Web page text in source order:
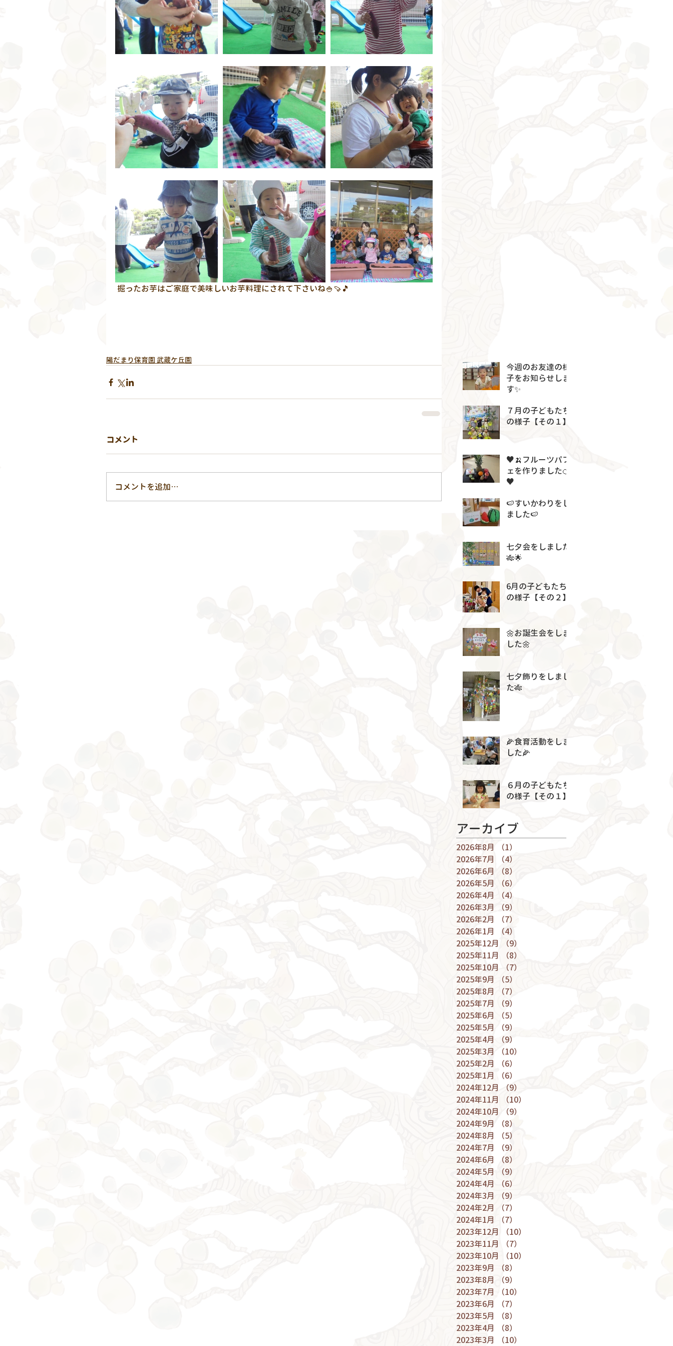
掘ったお芋はご家庭で美味しいお芋料理にされて下さいね🍚🍠🎵
陽だまり保育園 武蔵ケ丘園
コメント
コメントを追加…
今週のお友達の様
子をお知らせしま
す✨
７月の子どもたち
の様子【その１】
♥🍌フルーツパフ
ェを作りました🍊
♥
🍉すいかわりをし
ました🍉
七夕会をしました
🎋🌟
6月の子どもたち
の様子【その２】
🌼お誕生会をしま
した🌼
七夕飾りをしまし
た🎋
🌽食育活動をしま
した🌽
６月の子どもたち
の様子【その１】
アーカイブ
2026年8月 （1）
2026年7月
（4）
2026年6月
（8）
2026年5月
（6）
2026年4月
（4）
2026年3月
（9）
2026年2月
（7）
2026年1月
（4）
2025年12月
（9）
2025年11月
（8）
2025年10月
（7）
2025年9月
（5）
2025年8月
（7）
2025年7月
（9）
2025年6月
（5）
2025年5月
（9）
2025年4月
（9）
2025年3月
（10）
2025年2月
（6）
2025年1月
（6）
2024年12月
（9）
2024年11月
（10）
2024年10月
（9）
2024年9月
（8）
2024年8月
（5）
2024年7月
（9）
2024年6月
（8）
2024年5月
（9）
2024年4月
（6）
2024年3月
（9）
2024年2月
（7）
2024年1月
（7）
2023年12月
（10）
2023年11月
（7）
2023年10月
（10）
2023年9月
（8）
2023年8月
（9）
2023年7月
（10）
2023年6月
（7）
2023年5月
（8）
2023年4月
（8）
2023年3月
（10）